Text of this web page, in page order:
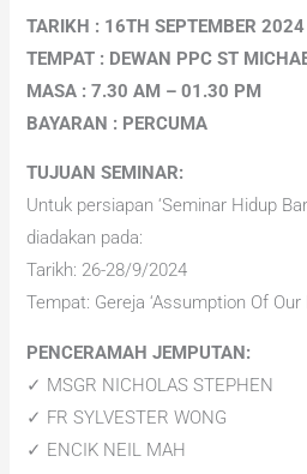
TARIKH : 16TH SEPTEMBER 2024
TEMPAT : DEWAN PPC ST
MASA : 7.30 AM – 01.30 PM
BAYARAN : PERCUMA
TUJUAN SEMINAR:
Untuk persiapan ‘Seminar Hidup
diadakan pada:
Tarikh: 26-28/9/2024
Tempat: Gereja ‘Assumption Of Our
PENCERAMAH JEMPUTAN:
✓ MSGR NICHOLAS STEPHEN
✓ FR SYLVESTER WONG
✓ ENCIK NEIL MAH